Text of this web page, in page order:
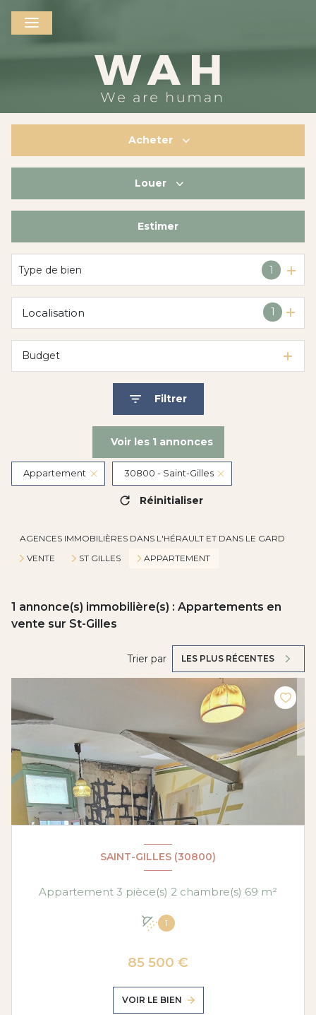
Acheter
De l'immo pro
Louer
De l'immo pro
Estimer
Type de bien 1
1
Localisation
Budget
Filtrer
Voir les 1annonces
Appartement 30800 - Saint-Gilles
Réinitialiser
AGENCES IMMOBILIÈRES DANS L'HÉRAULT ET DANS LE GARD
VENTE
ST GILLES APPARTEMENT
1 annonce(s) immobilière(s) : Appartements en
vente sur St-Gilles
Trier par LES PLUS RÉCENTES
SAINT-GILLES (30800)
Appartement 3 pièce(s) 2 chambre(s) 69 m²
1
85 500 €
VOIR LE BIEN